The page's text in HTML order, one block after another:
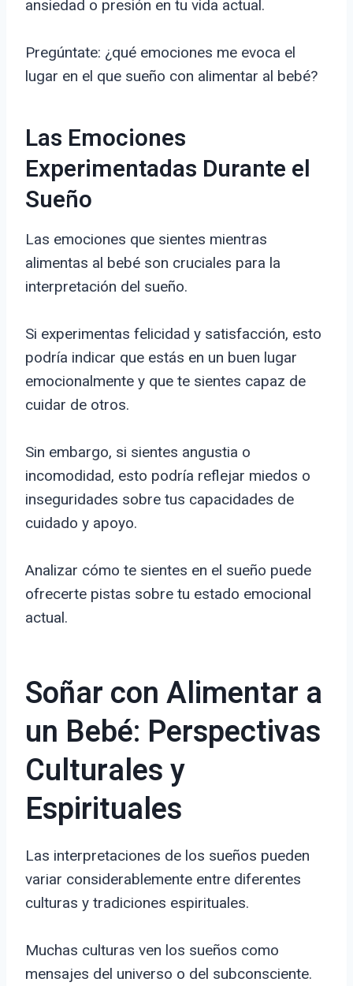
ansiedad o presión en tu vida actual.
Pregúntate: ¿qué emociones me evoca el
lugar en el que sueño con alimentar al bebé?
Las Emociones
Experimentadas Durante el
Sueño
Las emociones que sientes mientras
alimentas al bebé son cruciales para la
interpretación del sueño.
Si experimentas felicidad y satisfacción, esto
podría indicar que estás en un buen lugar
emocionalmente y que te sientes capaz de
cuidar de otros.
Sin embargo, si sientes angustia o
incomodidad, esto podría reflejar miedos o
inseguridades sobre tus capacidades de
cuidado y apoyo.
Analizar cómo te sientes en el sueño puede
ofrecerte pistas sobre tu estado emocional
actual.
Soñar con Alimentar a
un Bebé: Perspectivas
Culturales y
Espirituales
Las interpretaciones de los sueños pueden
variar considerablemente entre diferentes
culturas y tradiciones espirituales.
Muchas culturas ven los sueños como
mensajes del universo o del subconsciente.